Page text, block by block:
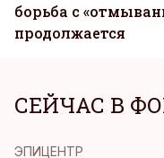
борьба с
продолжается
СЕЙЧАС В
ЭПИЦЕНТР